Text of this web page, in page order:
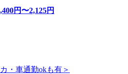
円〜2,125円
・車通勤okも有＞